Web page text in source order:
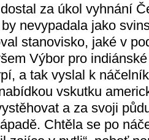
za úkol vyhnání
nevypadala jako
stanovisko, jaké v
Výbor pro
a tak vyslal k
vskutku
a za svoji
Chtěla se po